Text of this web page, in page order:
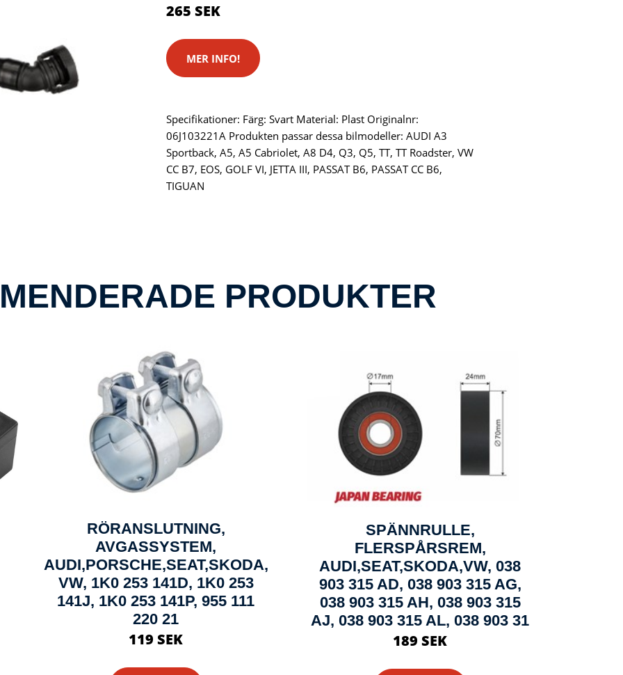
265 SEK
MER INFO!
Specifikationer: Färg: Svart Material: Plast Originalnr:
06J103221A Produkten passar dessa bilmodeller: AUDI A3
Sportback, A5, A5 Cabriolet, A8 D4, Q3, Q5, TT, TT Roadster, VW
CC B7, EOS, GOLF VI, JETTA III, PASSAT B6, PASSAT CC B6,
TIGUAN
PRODUKTER
RÖRANSLUTNING,
AVGASSYSTEM,
AUDI,PORSCHE,SEAT,SKODA,
VW, 1K0 253 141D, 1K0 253
141J, 1K0 253 141P, 955 111
220 21
119 SEK
SPÄNNRULLE,
FLERSPÅRSREM,
AUDI,SEAT,SKODA,VW, 038
903 315 AD, 038 903 315 AG,
038 903 315 AH, 038 903 315
AJ, 038 903 315 AL, 038 903 31
189 SEK